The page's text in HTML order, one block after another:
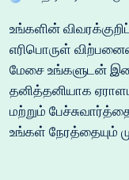
உங்களின்
எரிபொருள்
மேசை உங்களுடன்
தனித்தனியாக
மற்றும்
உங்கள் நேரத்தையும்